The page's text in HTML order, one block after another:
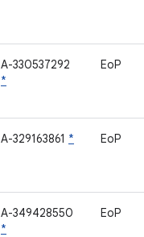
A-330537292
*
EoP
A-329163861 * EoP
A-349428550
*
EoP